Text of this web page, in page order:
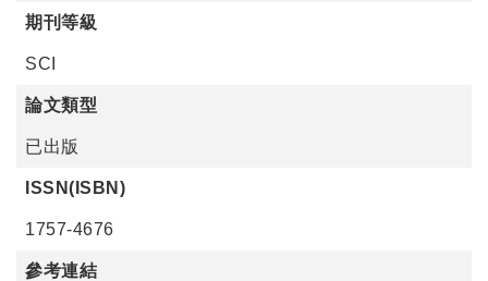
期刊等級
SCI
論文類型
已出版
ISSN(ISBN)
1757-4676
參考連結